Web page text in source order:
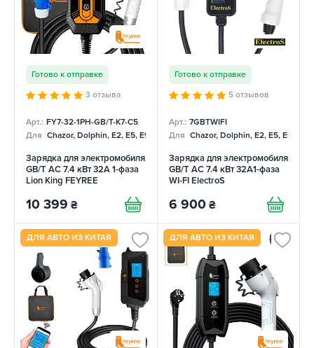
Готово к отправке
3 отзыва
Арт.: FY7-32-1PH-GB/T-K7-C5
Для Chazor, Dolphin, E2, E5, E9, Mercedes
Зарядка для электромобиля
GB/T AC 7.4 кВт 32А 1-фаза
Lion King FEYREE
10 399 ₴
Готово к отправке
5 отзывов
Арт.: 7GBTWIFI
Для Chazor, Dolphin, E2, E5, E9,
Зарядка для электромобиля
GB/T AC 7.4 кВт 32A1-фаза
WI-FI ElectroS
6 900 ₴
ДЛЯ АВТО ИЗ КИТАЯ ДЛЯ АВТО ИЗ КИТАЯ